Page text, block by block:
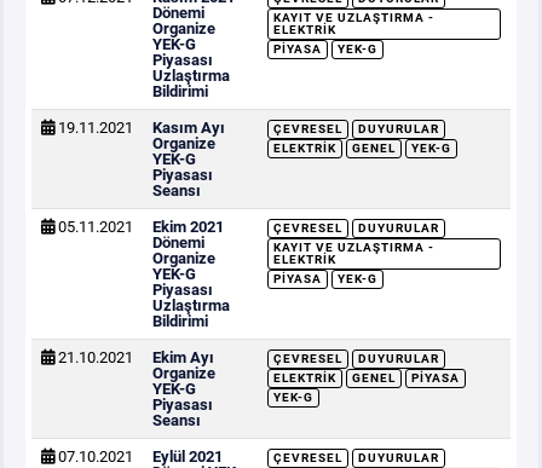
Dönemi
Organize
YEK-G
Piyasası
Uzlaştırma
Bildirimi
KAYIT VE UZLAŞTIRMA -
ELEKTRIK
PIYASA
YEK-G
19.11.2021
Kasım Ayı
Organize
YEK-G
Piyasası
Seansı
ÇEVRESEL
DUYURULAR
ELEKTRIK
GENEL YEK-G
05.11.2021
Ekim 2021
Dönemi
Organize
YEK-G
Piyasası
Uzlaştırma
Bildirimi
ÇEVRESEL
DUYURULAR
KAYIT VE UZLAŞTIRMA -
ELEKTRIK
PIYASA
YEK-G
21.10.2021
Ekim Ayı
Organize
YEK-G
Piyasası
Seansı
ÇEVRESEL
DUYURULAR
ELEKTRIK
GENEL
PIYASA
YEK-G
07.10.2021
Eylül 2021
ÇEVRESEL
DUYURULAR